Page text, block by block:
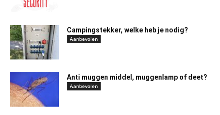
Campingstekker, welke heb je nodig?
Aanbevolen
Anti muggen middel, muggenlamp of deet?
Aanbevolen